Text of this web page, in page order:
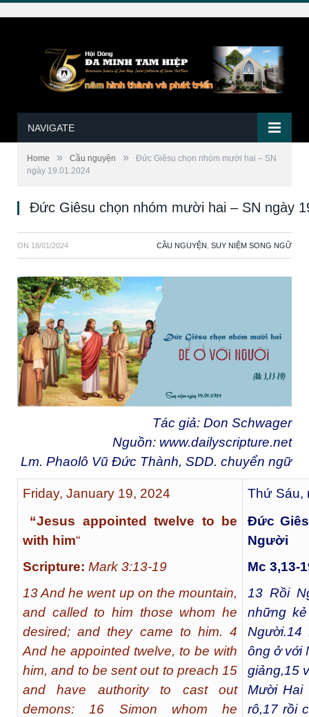
NAVIGATE
Home » Cầu nguyện »
Đức Giêsu chọn nhóm mười hai – SN
ngày 19.01.2024
Đức Giêsu chọn nhóm mười hai – SN ngày
ON 18/01/2024 CẦU NGUYỆN SUY NIỆM SONG NGỮ
Tác giả: Don Schwager
Nguồn: www.dailyscripture.net
Lm. Phaolô Vũ Đức Thành, SDD. chuyển ngữ
Friday, January 19, 2024
“Jesus appointed twelve to be
with him“
Scripture: Mark 3:13-19
13 And he went up on the mountain,
and called to him those whom he
desired; and they came to him. 4
And he appointed twelve, to be with
him, and to be sent out to preach 15
and have authority to cast out
demons: 16 Simon whom he
Thứ Sáu,
Đức
Người
Mc 3,13-
13 Rồi
những
Người.14
ông ở với
giảng,15
Mười Hai
rô,17 rồi